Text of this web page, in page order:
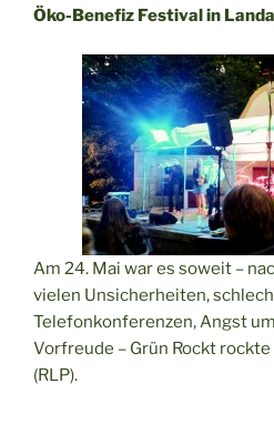
Öko-Benefiz Festival in
Am 24. Mai war es soweit –
vielen Unsicherheiten,
Telefonkonferenzen, Angst
Vorfreude – Grün Rockt
(RLP).